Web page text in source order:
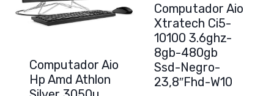
Computador Aio
Hp Amd Athlon
Computador Aio
Xtratech Ci5-
10100 3.6ghz-
8gb-480gb
Ssd-Negro-
23,8″Fhd-W10